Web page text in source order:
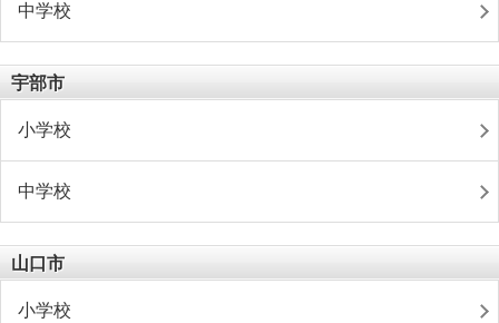
中学校
宇部市
小学校
中学校
山口市
小学校